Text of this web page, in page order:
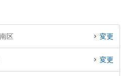
区 変更
変更